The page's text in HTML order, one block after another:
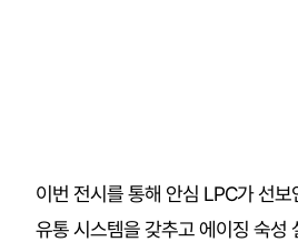
이번 전시를 통해 안심 LPC가 선
유통 시스템을 갖추고 에이징 숙성